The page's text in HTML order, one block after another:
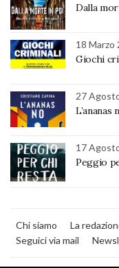
Dalla
18 Marzo
Giochi
27
L’ananas
17
Peggio
Chi siamo La
Seguici via mail